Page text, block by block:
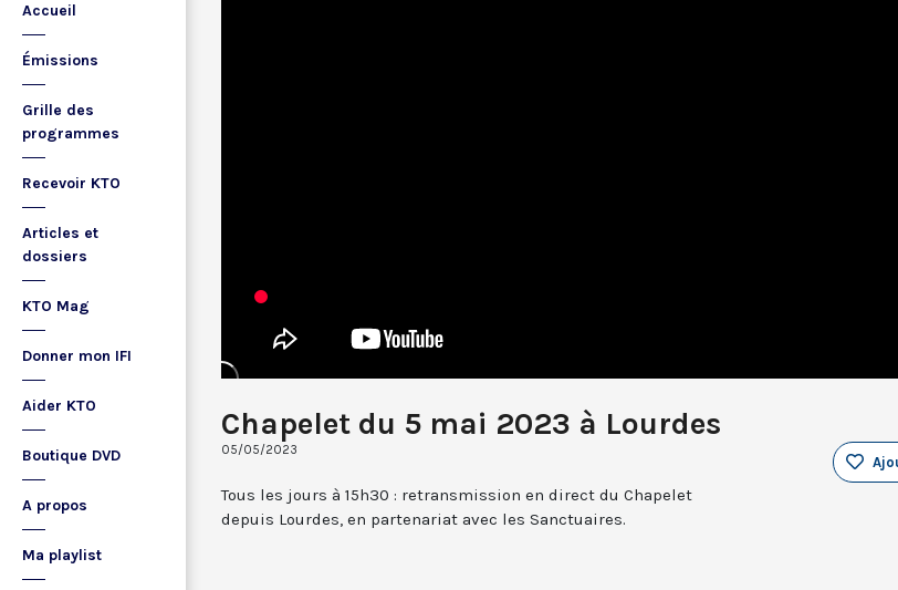
Accueil
Émissions
Grille des
programmes
Recevoir KTO
Articles et
dossiers
KTO Mag
Donner mon IFI
Aider KTO
Boutique DVD
A propos
Ma playlist
Chapelet du 5 mai 2023 à Lourdes
05/05/2023
Tous les jours à 15h30 : retransmission en direct du Chapelet
depuis Lourdes, en partenariat avec les Sanctuaires.